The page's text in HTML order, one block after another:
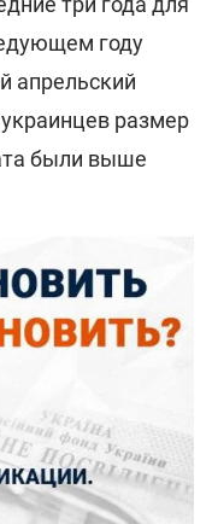
году
апрельский
размер
были выше